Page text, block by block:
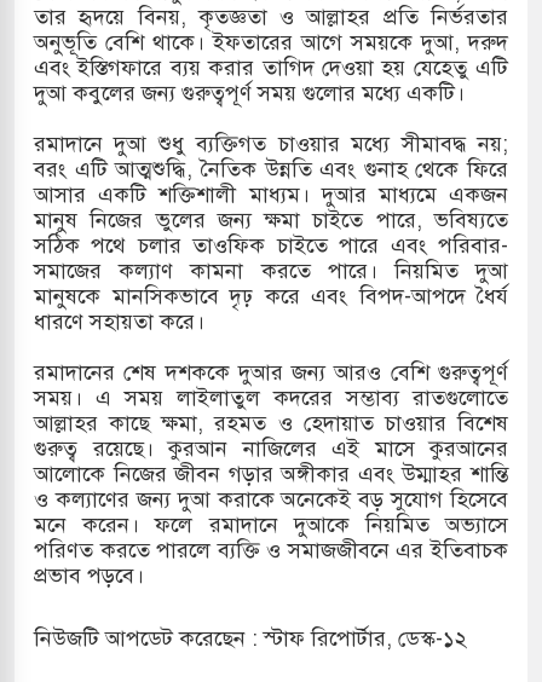
একমাত্র আসামি অবসরপ্রাপ্ত সেনাসদস্য জামিনে
কুতুবদিয়া শিপিং চ্যানেলে জালের জড়ালে মারাত্মক
রুশ নাগরিকদের মারামারি: নিহত ১
ভূমি অফিসের সব কর্মকর্তা-কর্মচারী বরখাস্ত
সেই ঐতিহাসিক "এক দফা" -র ২ বছর পূর্তি
তার হৃদয়ে বিনয়, কৃতজ্ঞতা ও আল্লাহর প্রতি নির্ভরতার
অনুভূতি বেশি থাকে। ইফতারের আগে সময়কে দুআ, দরুদ
এবং ইস্তিগফারে ব্যয় করার তাগিদ দেওয়া হয় যেহেতু এটি
দুআ কবুলের জন্য গুরুত্বপূর্ণ সময় গুলোর মধ্যে একটি।
রমাদানে দুআ শুধু ব্যক্তিগত চাওয়ার মধ্যে সীমাবদ্ধ নয়;
বরং এটি আত্মশুদ্ধি, নৈতিক উন্নতি এবং গুনাহ থেকে ফিরে
আসার একটি শক্তিশালী মাধ্যম। দুআর মাধ্যমে একজন
মানুষ নিজের ভুলের জন্য ক্ষমা চাইতে পারে, ভবিষ্যতে
সঠিক পথে চলার তাওফিক চাইতে পারে এবং পরিবার-
সমাজের কল্যাণ কামনা করতে পারে। নিয়মিত দুআ
মানুষকে মানসিকভাবে দৃঢ় করে এবং বিপদ-আপদে ধৈর্য
ধারণে সহায়তা করে।
রমাদানের শেষ দশককে দুআর জন্য আরও বেশি গুরুত্বপূর্ণ
সময়। এ সময় লাইলাতুল কদরের সম্ভাব্য রাতগুলোতে
আল্লাহর কাছে ক্ষমা, রহমত ও হেদায়াত চাওয়ার বিশেষ
গুরুত্ব রয়েছে। কুরআন নাজিলের এই মাসে কুরআনের
আলোকে নিজের জীবন গড়ার অঙ্গীকার এবং উম্মাহর শান্তি
ও কল্যাণের জন্য দুআ করাকে অনেকেই বড় সুযোগ হিসেবে
মনে করেন। ফলে রমাদানে দুআকে নিয়মিত অভ্যাসে
পরিণত করতে পারলে ব্যক্তি ও সমাজজীবনে এর ইতিবাচক
প্রভাব পড়বে।
নিউজটি আপডেট করেছেন : স্টাফ রিপোর্টার, ডেস্ক-১২